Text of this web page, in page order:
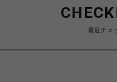
最近チェ